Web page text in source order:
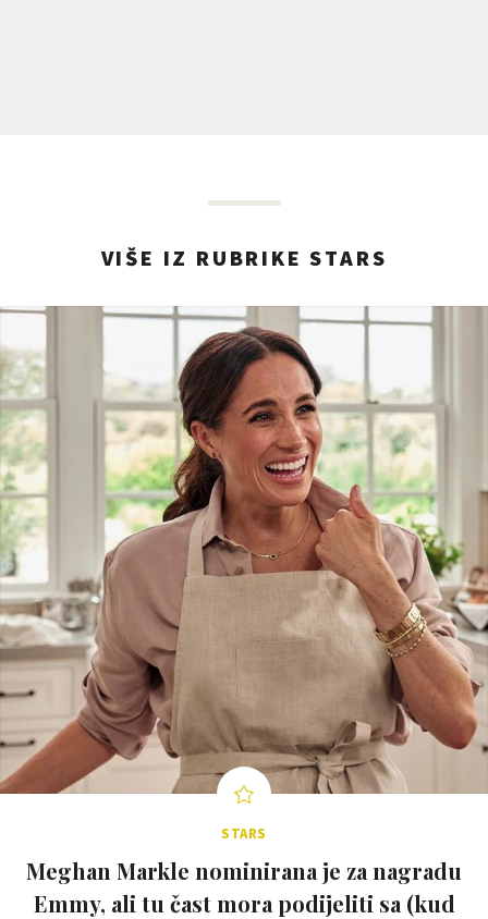
VIŠE IZ RUBRIKE STARS
STARS
Meghan Markle nominirana je za nagradu
Emmy, ali tu čast mora podijeliti sa (kud